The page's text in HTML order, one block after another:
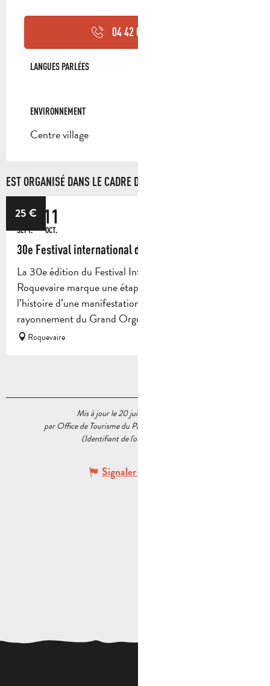
04 42 04 05
LANGUES PARLÉES
LANGUES PARLÉES
ENVIRONNEMENT
ENVIRONNEMENT
Centre village
EST ORGANISÉ DANS LE CADRE DE ...
25€
18
SEPT.
11
OCT.
30e Festival international d'Orgue de Roquevaire
La 30e édition du Festival International d’Orgue de
Roquevaire marque une étape importante dans
l’histoire d’une manifestation qui contribue au
rayonnement du Grand Orgue et à...
Roquevaire
Mis à jour le 20 juillet 2026 à 11:30
par Office de Tourisme du Pays d’Aubagne et de l’Étoile
(Identifiant de l'offre :
Signaler une erreur